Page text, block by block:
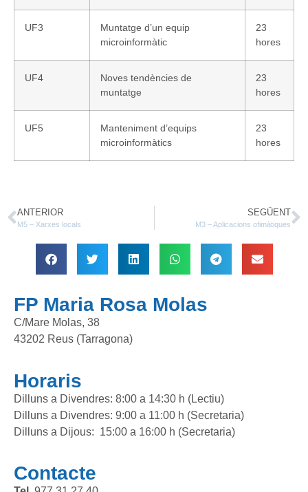
UF3
Muntatge d’un equip
microinformàtic
23
hores
UF4
Noves tendències de
muntatge
23
hores
UF5
Manteniment d’equips
microinformàtics
23
hores
ANTERIOR
M5 – Xarxes locals
SEGÜENT
M3 – Aplicacions ofimàtiques
FP Maria Rosa Molas
C/Mare Molas, 38
43202 Reus (Tarragona)
Horaris
Dilluns a Divendres: 8:00 a 14:30 h (Lectiu)
Dilluns a Divendres: 9:00 a 11:00 h (Secretaria)
Dilluns a Dijous: 15:00 a 16:00 h (Secretaria)
Contacte